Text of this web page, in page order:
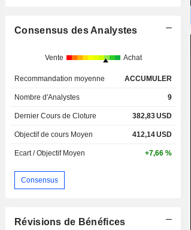
Consensus des Analystes
Vente Achat
Recommandation moyenne ACCUMULER
Nombre d'Analystes 9
Dernier Cours de Cloture 382,83USD
Objectif de cours Moyen 412,14USD
Ecart / Objectif Moyen +7,66 %
Consensus
Révisions de Bénéfices